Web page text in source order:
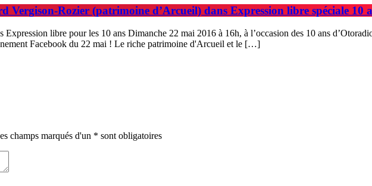
Vergison-Rozier (patrimoine d’Arcueil) dans Expression libre spéciale 10
libre pour les 10 ans Dimanche 22 mai 2016 à 16h, à l’occasion des 10 ans
Facebook du 22 mai ! Le riche patrimoine d'Arcueil et le […]
champs marqués d'un * sont obligatoires